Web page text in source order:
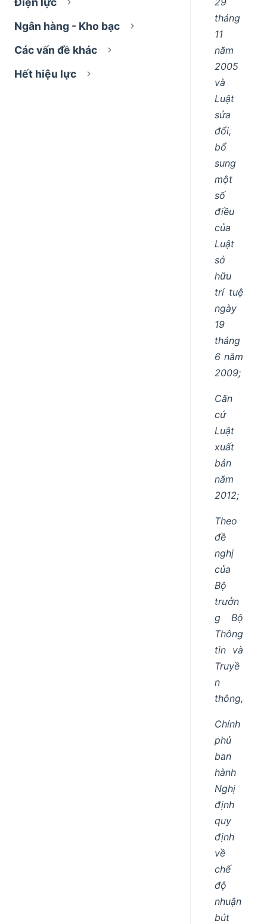
Ngân hàng - Kho bạc
Các vấn đề khác
Hết hiệu lực
tháng
11
năm
2005
và
Luật
sửa
đổi,
bổ
sung
một
số
điều
của
Luật
sở
hữu
trí tuệ
ngày
19
tháng
6 năm
2009;
Căn
cứ
Luật
xuất
bản
năm
2012;
Theo
đề
nghị
của
Bộ
trưởn
g Bộ
Thông
tin và
Truyề
n
thông,
Chính
phủ
ban
hành
Nghị
định
quy
định
về
chế
độ
nhuận
bút